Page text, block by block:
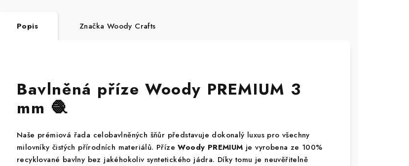
Popis Značka Woody Crafts
Bavlněná příze Woody PREMIUM 3
mm 🧶
Naše prémiová řada celobavlněných šňůr představuje dokonalý luxus pro všechny
milovníky čistých přírodních materiálů. PřízeWoody PREMIUM je vyrobena ze 100%
recyklované bavlny bez jakéhokoliv syntetického jádra. Díky tomu je neuvěřitelně